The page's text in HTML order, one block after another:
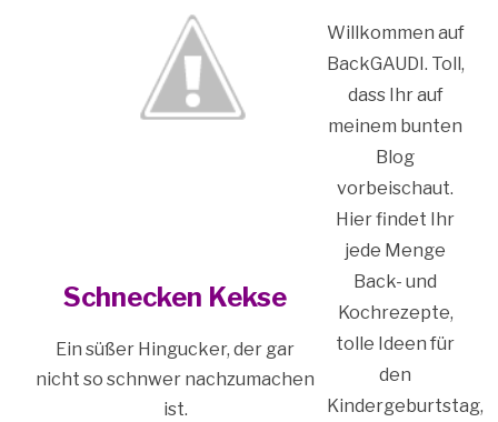
Schnecken Kekse
Ein süßer Hingucker, der gar
nicht so schnwer nachzumachen
ist.
Willkommen auf
BackGAUDI. Toll,
dass Ihr auf
meinem bunten
Blog
vorbeischaut.
Hier findet Ihr
jede Menge
Back- und
Kochrezepte,
tolle Ideen für
den
Kindergeburtstag,